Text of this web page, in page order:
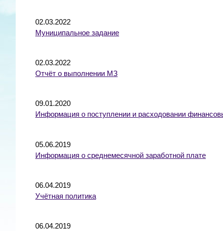
02.03.2022
Муниципальное задание
02.03.2022
Отчёт о выполнении МЗ
09.01.2020
Информация о поступлении и расходовании
05.06.2019
Информация о среднемесячной заработной плате
06.04.2019
Учётная политика
06.04.2019